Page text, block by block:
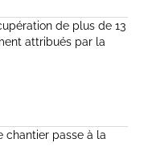
de plus de 13
attribués par la
chantier passe à la